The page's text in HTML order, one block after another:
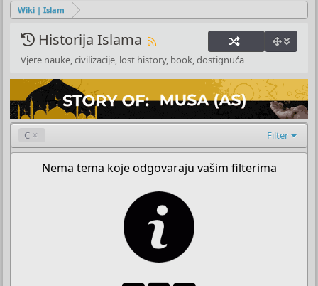
Wiki | Islam
Historija Islama
Vjere nauke, civilizacije, lost history, book, dostignuća
C Filter
Nema tema koje odgovaraju vašim filterima